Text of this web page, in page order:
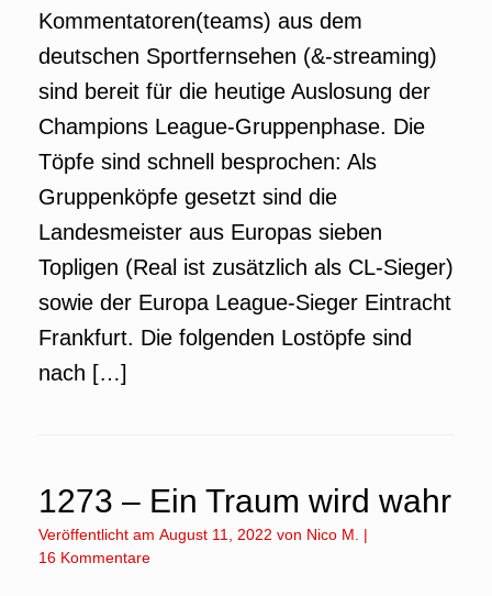
Kommentatoren(teams) aus dem
deutschen Sportfernsehen (&-streaming)
sind bereit für die heutige Auslosung der
Champions League-Gruppenphase. Die
Töpfe sind schnell besprochen: Als
Gruppenköpfe gesetzt sind die
Landesmeister aus Europas sieben
Topligen (Real ist zusätzlich als CL-Sieger)
sowie der Europa League-Sieger Eintracht
Frankfurt. Die folgenden Lostöpfe sind
nach […]
1273 – Ein Traum wird wahr
Veröffentlicht am August 11, 2022 von Nico M.
|
16 Kommentare